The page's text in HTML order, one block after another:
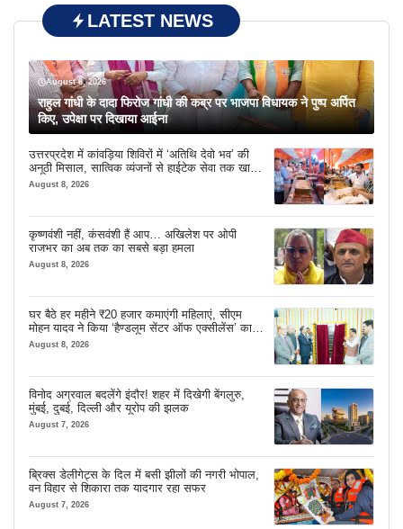
LATEST NEWS
August 8, 2026
राहुल गांधी के दादा फिरोज गांधी की कब्र पर भाजपा विधायक ने पुष्प अर्पित
किए, उपेक्षा पर दिखाया आईना
उत्तरप्रदेश में कांवड़िया शिविरों में ‘अतिथि देवो भव’ की
अनूठी मिसाल, सात्विक व्यंजनों से हाईटेक सेवा तक खास
इंतजाम
August 8, 2026
कृष्णवंशी नहीं, कंसवंशी हैं आप… अखिलेश पर ओपी
राजभर का अब तक का सबसे बड़ा हमला
August 8, 2026
घर बैठे हर महीने ₹20 हजार कमाएंगी महिलाएं, सीएम
मोहन यादव ने किया ‘हैण्डलूम सेंटर ऑफ एक्सीलेंस’ का
शुभारंभ
August 8, 2026
विनोद अग्रवाल बदलेंगे इंदौर! शहर में दिखेगी बेंगलुरु,
मुंबई, दुबई, दिल्ली और यूरोप की झलक
August 7, 2026
ब्रिक्स डेलीगेट्स के दिल में बसी झीलों की नगरी भोपाल,
वन विहार से शिकारा तक यादगार रहा सफर
August 7, 2026